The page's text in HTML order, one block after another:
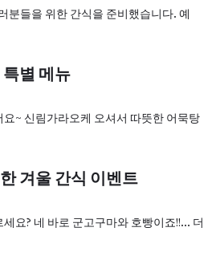
분들을 위한 간식을 준비했습니다. 예
별 메뉴
~ 신림가라오케 오셔서 따뜻한 어묵탕
겨울 간식 이벤트
요? 네 바로 군고구마와 호빵이죠!!… 더